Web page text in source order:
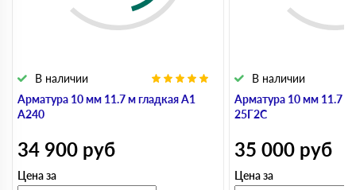
Арматура 10 мм 11.7 м гладкая А1
А240
В наличии
34 900 руб
Цена за
Арматура 10 мм 11.7 м
25Г2С
В наличии
35 000 руб
Цена за